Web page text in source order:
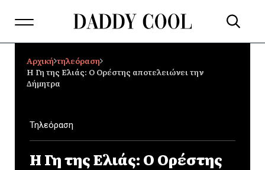
Αρχική τηλεόραση
Η Γη της Ελιάς: Ο Ορέστης αποτελειώνει την
Δήμητρα
Τηλεόραση
Η Γη της Ελιάς: Ο Ορέστης